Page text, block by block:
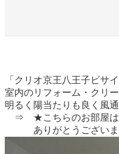
「クリオ京王八王子ビサ
室内のリフォーム・クリ
明るく陽当たりも良く風
⇒ ★こちらのお部屋はお
ありがとうございま